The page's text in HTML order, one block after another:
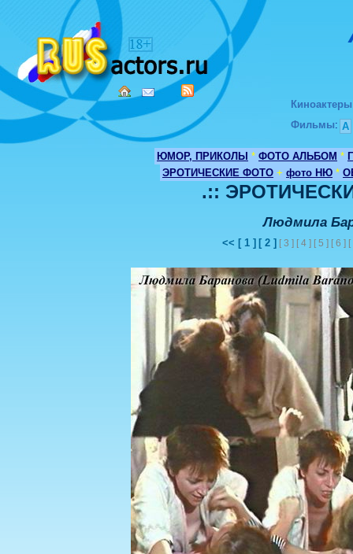
Киноактеры
Фильмы: А
ЮМОР, ПРИКОЛЫ * ФОТО АЛЬБОМ *
ЭРОТИЧЕСКИЕ ФОТО + фото НЮ *
.::
Людмила
<< [ 1 ] [ 2 ] [ 3 ] [ 4 ] [ 5 ] [ 6 ]